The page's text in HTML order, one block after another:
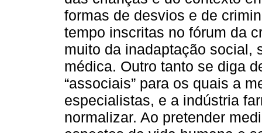
formas de desvios e de
tempo inscritas no fórum da
muito da inadaptação social,
médica. Outro tanto se diga
“associais” para os quais a
especialistas, e a indústria
normalizar. Ao pretender